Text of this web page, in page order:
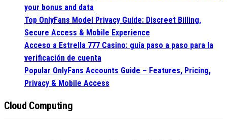
your bonus and data
Top OnlyFans Model Privacy Guide: Discreet Billing,
Secure Access & Mobile Experience
Acceso a Estrella 777 Casino: guía paso a paso para la
verificación de cuenta
Popular OnlyFans Accounts Guide – Features, Pricing,
Privacy & Mobile Access
Cloud Computing